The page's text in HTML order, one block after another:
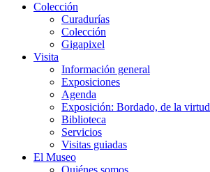
Colección
Curadurías
Colección
Gigapixel
Visita
Información general
Exposiciones
Agenda
Exposición: Bordado, de la virtud
Biblioteca
Servicios
Visitas guiadas
El Museo
Quiénes somos